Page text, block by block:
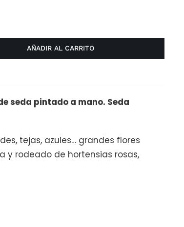
AÑADIR AL CARRITO
seda pintado a mano. Seda
tejas, azules… grandes flores
y rodeado de hortensias rosas,